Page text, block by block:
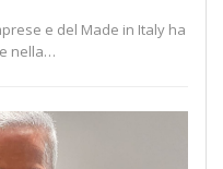
e del Made in Italy ha
nella…